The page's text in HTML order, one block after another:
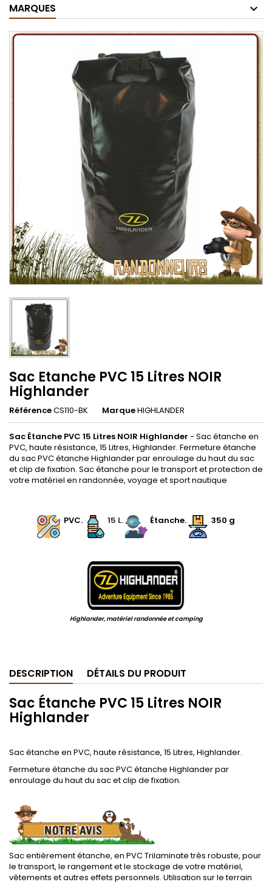
MARQUES
Sac Etanche PVC 15 Litres NOIR
Highlander
RéférenceCS110-BK MarqueHIGHLANDER
Sac Étanche PVC 15 Litres NOIR Highlander - Sac étanche en
PVC, haute résistance, 15 Litres, Highlander. Fermeture étanche
du sac PVC étanche Highlander par enroulage du haut du sac
et clip de fixation. Sac étanche pour le transport et protection de
votre matériel en randonnée, voyage et sport nautique
PVC. 15 L. Étanche. 350 g
Highlander, matériel randonnée et camping
DESCRIPTION DÉTAILS DU PRODUIT
Sac Étanche PVC 15 Litres NOIR
Highlander
.
Sac étanche en PVC, haute résistance, 15 Litres, Highlander.
Fermeture étanche du sac PVC étanche Highlander par
enroulage du haut du sac et clip de fixation.
.
Sac entièrement étanche, en PVC Trilaminate très robuste, pour
le transport, le rangement et le stockage de votre matériel,
vêtements et autres effets personnels. Utilisation sur le terrain